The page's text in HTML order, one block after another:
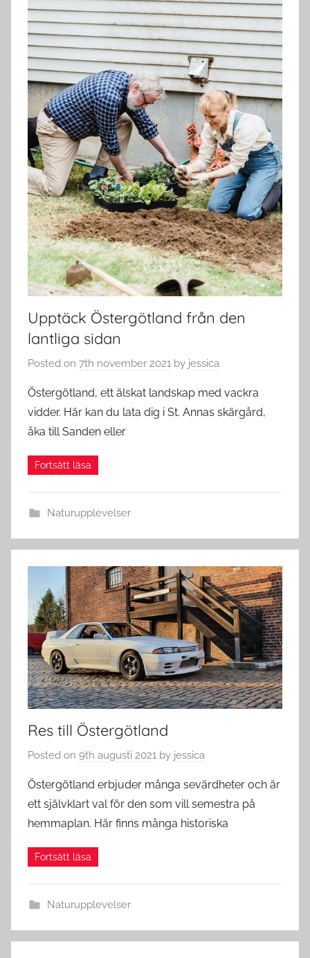
Upptäck Östergötland från den
lantliga sidan
Posted on 7th november 2021 by jessica
Östergötland, ett älskat landskap med vackra
vidder. Här kan du lata dig i St. Annas skärgård,
åka till Sanden eller
Naturupplevelser
Res till Östergötland
Posted on 9th augusti 2021 by jessica
Östergötland erbjuder många sevärdheter och är
ett självklart val för den som vill semestra på
hemmaplan. Här finns många historiska
Naturupplevelser